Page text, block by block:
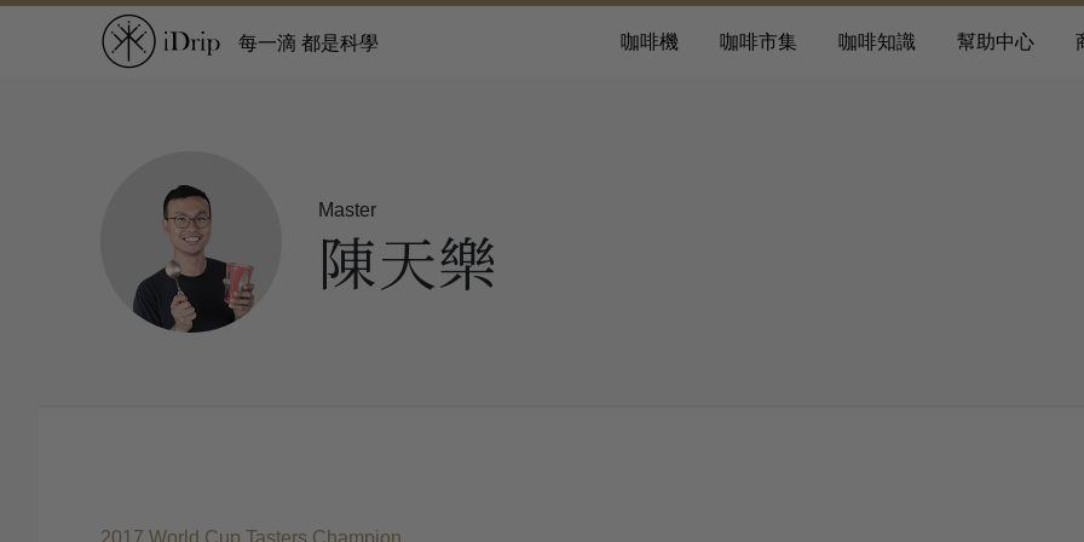
每一滴 都是科學 咖啡機 咖啡市集 咖啡知識 幫助中心
Master
陳天樂
2017 World Cup Tasters Champion